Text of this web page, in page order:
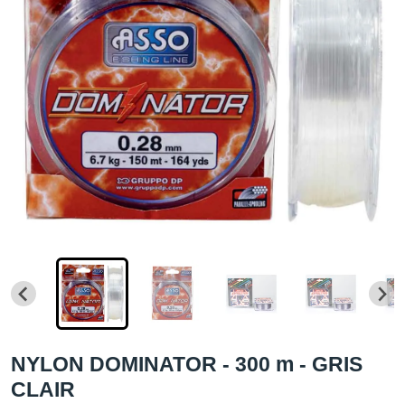
NYLON DOMINATOR - 300 m - GRIS
CLAIR